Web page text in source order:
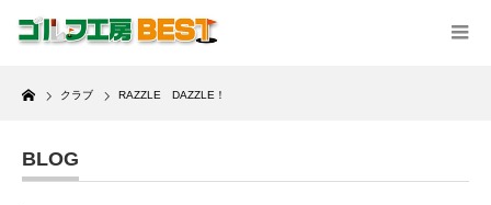
Home
クラブ RAZZLE DAZZLE！
BLOG